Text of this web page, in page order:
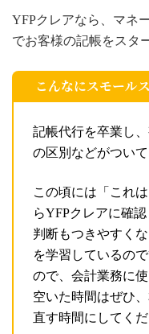
YFPクレアなら、マネ
でお客様の記帳をスタ
こんなにスモール
記帳代行を卒業し
の区別などがつい
この頃には「これ
らYFPクレアに確
判断もつきやすく
を学習しているの
ので、会計業務に
空いた時間はぜひ
直す時間にしてくだ